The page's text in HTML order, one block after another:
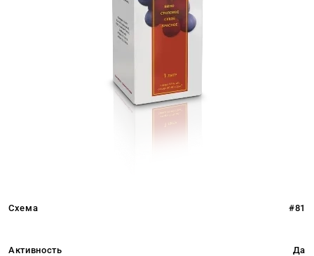
Схема #81
Активность Да